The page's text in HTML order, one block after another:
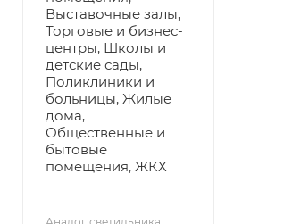
Выставочные залы,
Торговые и бизнес-
центры, Школы и
детские сады,
Поликлиники и
больницы, Жилые
дома,
Общественные и
бытовые
помещения, ЖКХ